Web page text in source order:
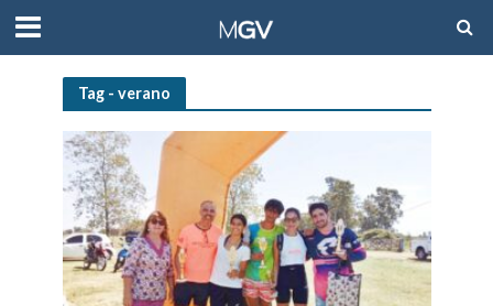
Tag - verano